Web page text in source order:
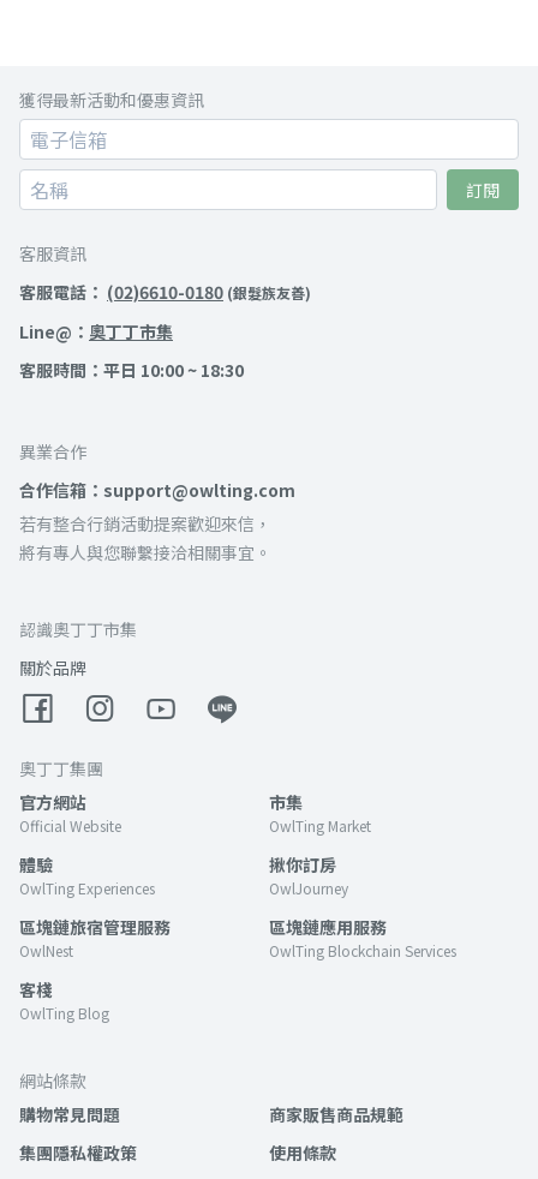
獲得最新活動和優惠資訊
訂閱
客服資訊
客服電話： (02)6610-0180 (銀髮族友善)
Line@： 奧丁丁市集
客服時間：平日 10:00 ~ 18:30
異業合作
合作信箱：support@owlting.com
若有整合行銷活動提案歡迎來信，
將有專人與您聯繫接洽相關事宜。
認識奧丁丁市集
關於品牌
奧丁丁集團
官方網站
Official Website
市集
OwlTing Market
體驗
OwlTing Experiences
揪你訂房
OwlJourney
區塊鏈旅宿管理服務
OwlNest
區塊鏈應用服務
OwlTing Blockchain Services
客棧
OwlTing Blog
網站條款
購物常見問題
商家販售商品規範
集團隱私權政策
使用條款